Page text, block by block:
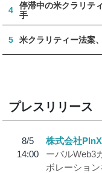
4
停滞中の米クラリテ
手
5 米クラリティー法案
プレスリリース
8/5
14:00
株式会社PlnX
ーバルWeb3
ボレーショ